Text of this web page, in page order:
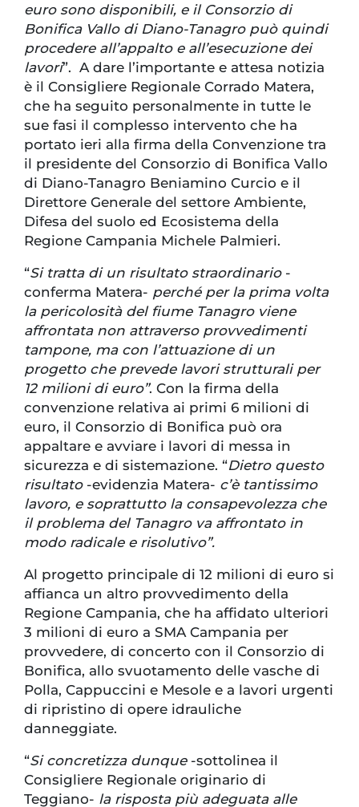
euro sono disponibili, e il Consorzio di
Bonifica Vallo di Diano-Tanagro può quindi
procedere all’appalto e all’esecuzione dei
lavori”. A dare l’importante e attesa notizia
è il Consigliere Regionale Corrado Matera,
che ha seguito personalmente in tutte le
sue fasi il complesso intervento che ha
portato ieri alla firma della Convenzione tra
il presidente del Consorzio di Bonifica Vallo
di Diano-Tanagro Beniamino Curcio e il
Direttore Generale del settore Ambiente,
Difesa del suolo ed Ecosistema della
Regione Campania Michele Palmieri.
“Si tratta di un risultato straordinario -
conferma Matera- perché per la prima volta
la pericolosità del fiume Tanagro viene
affrontata non attraverso provvedimenti
tampone, ma con l’attuazione di un
progetto che prevede lavori strutturali per
12 milioni di euro”. Con la firma della
convenzione relativa ai primi 6 milioni di
euro, il Consorzio di Bonifica può ora
appaltare e avviare i lavori di messa in
sicurezza e di sistemazione. “Dietro questo
risultato-evidenzia Matera- c’è tantissimo
lavoro, e soprattutto la consapevolezza che
il problema del Tanagro va affrontato in
modo radicale e risolutivo”.
Al progetto principale di 12 milioni di euro si
affianca un altro provvedimento della
Regione Campania, che ha affidato ulteriori
3 milioni di euro a SMA Campania per
provvedere, di concerto con il Consorzio di
Bonifica, allo svuotamento delle vasche di
Polla, Cappuccini e Mesole e a lavori urgenti
di ripristino di opere idrauliche
danneggiate.
“Si concretizza dunque-sottolinea il
Consigliere Regionale originario di
Teggiano- la risposta più adeguata alle